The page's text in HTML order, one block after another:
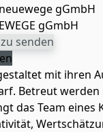
neuewege gGmbH
gGmbH
senden
mit ihren
Betreut
das Team